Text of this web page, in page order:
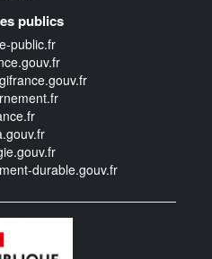
publics
public.fr
durable.gouv.fr